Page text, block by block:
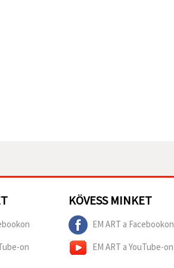
on
KÖVESS MINKET
EM ART a Facebookon
EM ART a YouTube-on